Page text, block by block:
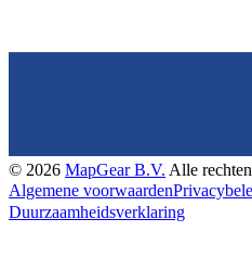
© 2026 MapGear B.V. Alle
Algemene voorwaarden
Duurzaamheidsverklaring